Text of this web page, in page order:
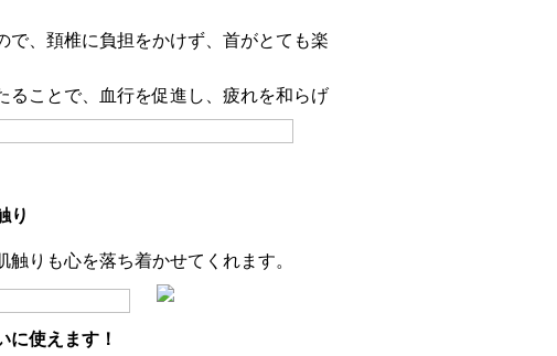
で、頚椎に負担をかけず、首がとても楽
ることで、血行を促進し、疲れを和らげ
り
りも心を落ち着かせてくれます。
使えます！